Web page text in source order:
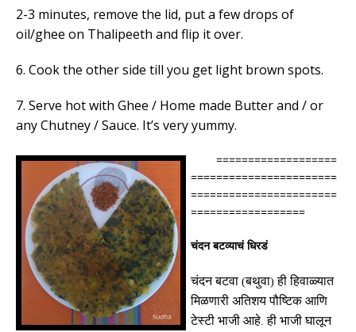
2-3 minutes, remove the lid, put a few drops of
oil/ghee on Thalipeeth and flip it over.
6. Cook the other side till you get light brown spots.
7. Serve hot with Ghee / Home made Butter and / or
any Chutney / Sauce. It’s very yummy.
===================
=======================
=======================
==================
चंदन बटव्याचं धिरडं
चंदन बटवा (बथुवा)ही हिवाळ्यात
मिळणारी अतिशय पौष्टिक आणि
टेस्टी भाजी आहे .ही भाजी घालून